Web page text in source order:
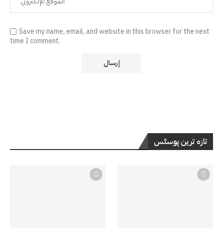
Save my name, email, and website in this browser for the next
time I comment.
تازہ ترین پوسٹس